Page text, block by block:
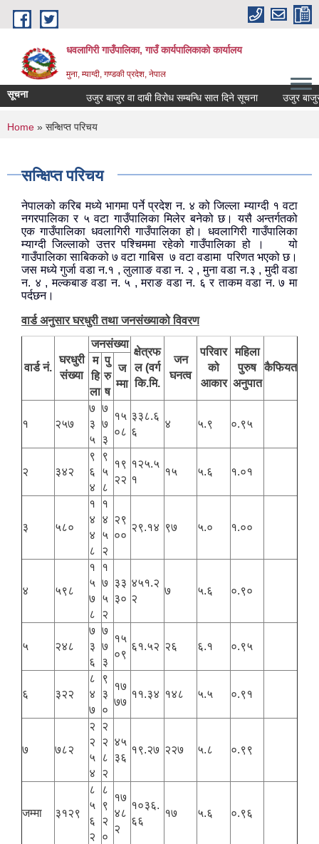
Skip to main content
धवलागिरी गाउँपालिका, गाउँ कार्यपालिकाको कार्यालय
मुना, म्याग्दी, गण्डकी प्रदेश, नेपाल
सूचना उजुर बाजुर वा दाबी विरोध सम्बन्धि सात दिने सूचना उजुर बाजुर वा
You are here
Home » सन्क्षिप्त परिचय
सन्क्षिप्त परिचय
नेपालको करिब मध्ये भागमा पर्ने प्रदेश न. ४ को जिल्ला म्याग्दी १ वटा
नगरपालिका र ५ वटा गाउँपालिका मिलेर बनेको छ। यसै अन्तर्गतको
एक गाउँपालिका धवलागिरी गाउँपालिका हो। धवलागिरी गाउँपालिका
म्याग्दी जिल्लाको उत्तर पश्चिममा रहेको गाउँपालिका हो । यो
गाउँपालिका साबिकको ७ वटा गाबिस ७ वटा वडामा परिणत भएको छ।
जस मध्ये गुर्जा वडा न.१ , लुलााङ वडा न. २ , मुना वडा न.३ , मुदी वडा
न. ४ , मल्कबाङ वडा न. ५ , मराङ वडा न. ६ र ताकम वडा न. ७ मा
पर्दछन।
वार्ड अनुसार घरधुरी तथा जनसंख्याको विवरण
वार्ड नं.
घरधुरी
संख्या
जनसंख्या
क्षेत्रफ
ल (वर्ग
कि.मि.
जन
घनत्व
परिवार
को
आकार
महिला
पुरुष
अनुपात
कैफियत
म
हि
ला
पु
रु
ष
ज
म्मा
१ २५७
७
३
५
७
७
३
१५
०८
३३८.६
६
४ ५.९ ०.९५
२ ३४२
९
६
४
९
५
८
१९
२२
१२५.५
१
१५ ५.६ १.०१
३ ५८०
१
४
४
८
१
४
५
२
२९
००
२९.१४ ९७ ५.० १.००
४ ५९८
१
५
७
८
१
७
५
२
३३
३०
४५१.२
२
७ ५.६ ०.९०
५ २४८
७
३
६
७
७
३
१५
०९
६१.५२ २६ ६.१ ०.९५
६ ३२२
८
४
७
९
३
०
१७
७७
११.३४ १४८ ५.५ ०.९१
७ ७८२
२
२
५
४
२
२
८
२
४५
३६
१९.२७ २२७ ५.८ ०.९९
जम्मा ३१२९
८
५
६
२
८
९
२
०
१७
४८
२
१०३६.
६६
१७ ५.६ ०.९६